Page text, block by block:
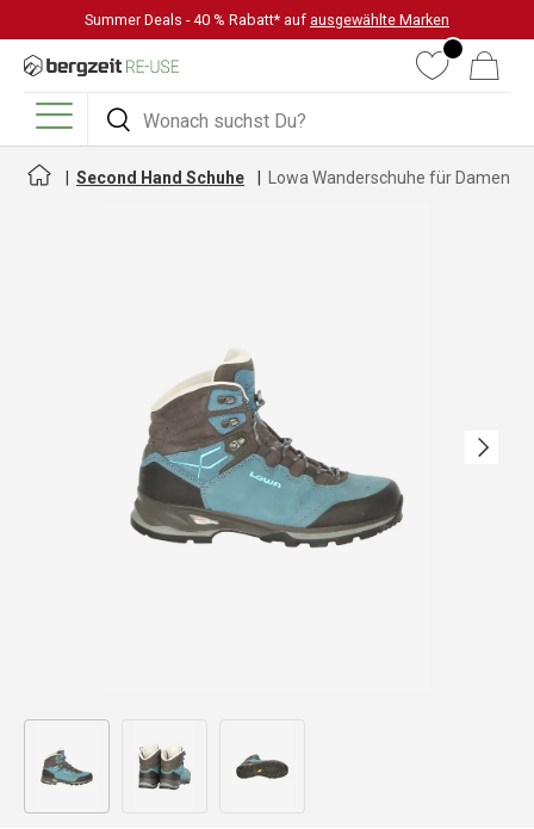
DIREKT ZUM INHALT
Summer Deals - 40 % Rabatt* auf ausgewählte Marken
Suchen
Suchen
WunschlisteWarenkorb
Menü
Second Hand Schuhe Lowa Wanderschuhe für Damen
Nächste
Bild 1 in Galerieansicht laden